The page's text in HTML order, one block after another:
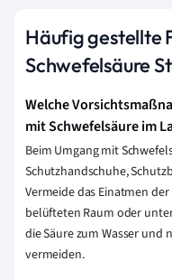
Häufig gestellte
Schwefelsäure
Welche
mit Schwefelsäure im
Beim Umgang mit
Schutzhandschuhe,
Vermeide das Einatmen
belüfteten Raum oder
die Säure zum Wasser und
vermeiden.